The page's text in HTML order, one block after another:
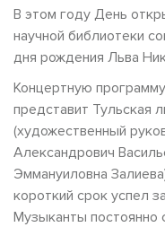
В этом году День
научной библиотеки
дня рождения Льва
Концертную
представит Тульская
(художественный
Александрович
Эммануиловна
короткий срок успел
Музыканты постоянно